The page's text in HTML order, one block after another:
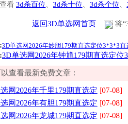
看 3d杀百位 3d杀十位 3d杀个位
返回3D单选网首页 将
3D单选网2026年妙胆179期直选定位3*3*3
3D单选网2026年钟馗179期直选定位
查看最新免费文章：
网2026年千里179期直选定 [07-08]
网2026年有胆179期直选定 [07-08]
网2026年龙城179期直选定 [07-08]